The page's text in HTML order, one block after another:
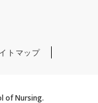
トマップ
of Nursing.